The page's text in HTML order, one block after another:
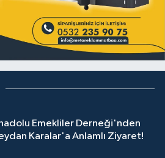
Emekliler Derneği'nden
Karalar'a Anlamlı Ziyaret!